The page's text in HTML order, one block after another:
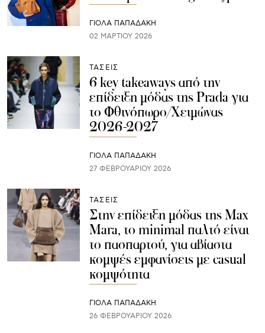
ΓΙΌΛΑ ΠΑΠΑΔΆΚΗ
02 ΜΑΡΤΊΟΥ 2026
ΤΑΣΕΙΣ
6 key takeaways από την
επίδειξη μόδας της Prada για
το Φθινόπωρο/Χειμώνας
2026-2027
ΓΙΌΛΑ ΠΑΠΑΔΆΚΗ
27 ΦΕΒΡΟΥΑΡΊΟΥ 2026
ΤΑΣΕΙΣ
Στην επίδειξη μόδας της Max
Mara, το minimal παλτό είναι
το πασπαρτού, για αβίαστα
κομψές εμφανίσεις με casual
κομψότητα
ΓΙΌΛΑ ΠΑΠΑΔΆΚΗ
26 ΦΕΒΡΟΥΑΡΊΟΥ 2026